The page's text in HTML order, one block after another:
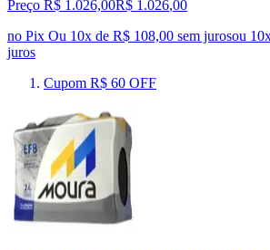
Preço R$ 1.026,00R$ 1.026,00
no Pix Ou 10x de R$ 108,00 sem jurosou 10
juros
Cupom R$ 60 OFF